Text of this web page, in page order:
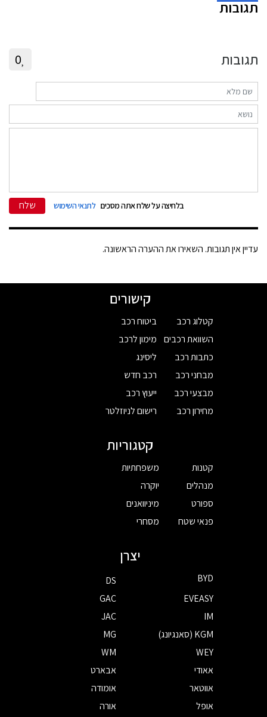
תגובות
תגובות 0
בלחיצה על שלח אתה מסכים לתנאי השימוש שלח
עדיין אין תגובות. השאירו את ההערה הראשונה.
קישורים
קטלוג רכב
השוואת רכבים
כתבות רכב
מבחני רכב
מבצעי רכב
מחירון רכב
ביטוח רכב
מימון לרכב
ליסינג
רכב חדש
ייעוץ רכב
רישום לניוזלטר
קטגוריות
קטנות
מנהלים
ספורט
פנאי שטח
משפחתיות
יוקרה
מיניוואנים
מסחרי
יצרן
BYD
DS
EVEASY
GAC
IM
JAC
KGM (סאנגיונג)
MG
WEY
WM
אאודי
אבארט
אווטאר
אומודה
אופל
אורה